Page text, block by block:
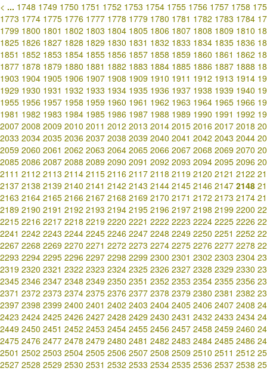
< ... 1748 1749 1750 1751 1752 1753 1754 1755 1756 1757 1758
1773 1774 1775 1776 1777 1778 1779 1780 1781 1782 1783 1784
1799 1800 1801 1802 1803 1804 1805 1806 1807 1808 1809 1810
1825 1826 1827 1828 1829 1830 1831 1832 1833 1834 1835 1836
1851 1852 1853 1854 1855 1856 1857 1858 1859 1860 1861 1862
1877 1878 1879 1880 1881 1882 1883 1884 1885 1886 1887 1888
1903 1904 1905 1906 1907 1908 1909 1910 1911 1912 1913 1914
1929 1930 1931 1932 1933 1934 1935 1936 1937 1938 1939 1940
1955 1956 1957 1958 1959 1960 1961 1962 1963 1964 1965 1966
1981 1982 1983 1984 1985 1986 1987 1988 1989 1990 1991 1992
2007 2008 2009 2010 2011 2012 2013 2014 2015 2016 2017 2018
2033 2034 2035 2036 2037 2038 2039 2040 2041 2042 2043 2044
2059 2060 2061 2062 2063 2064 2065 2066 2067 2068 2069 2070
2085 2086 2087 2088 2089 2090 2091 2092 2093 2094 2095 2096
2111 2112 2113 2114 2115 2116 2117 2118 2119 2120 2121 2122
2137 2138 2139 2140 2141 2142 2143 2144 2145 2146 2147 2148
2163 2164 2165 2166 2167 2168 2169 2170 2171 2172 2173 2174
2189 2190 2191 2192 2193 2194 2195 2196 2197 2198 2199 2200
2215 2216 2217 2218 2219 2220 2221 2222 2223 2224 2225 2226
2241 2242 2243 2244 2245 2246 2247 2248 2249 2250 2251 2252
2267 2268 2269 2270 2271 2272 2273 2274 2275 2276 2277 2278
2293 2294 2295 2296 2297 2298 2299 2300 2301 2302 2303 2304
2319 2320 2321 2322 2323 2324 2325 2326 2327 2328 2329 2330
2345 2346 2347 2348 2349 2350 2351 2352 2353 2354 2355 2356
2371 2372 2373 2374 2375 2376 2377 2378 2379 2380 2381 2382
2397 2398 2399 2400 2401 2402 2403 2404 2405 2406 2407 2408
2423 2424 2425 2426 2427 2428 2429 2430 2431 2432 2433 2434
2449 2450 2451 2452 2453 2454 2455 2456 2457 2458 2459 2460
2475 2476 2477 2478 2479 2480 2481 2482 2483 2484 2485 2486
2501 2502 2503 2504 2505 2506 2507 2508 2509 2510 2511 2512
2527 2528 2529 2530 2531 2532 2533 2534 2535 2536 2537 2538